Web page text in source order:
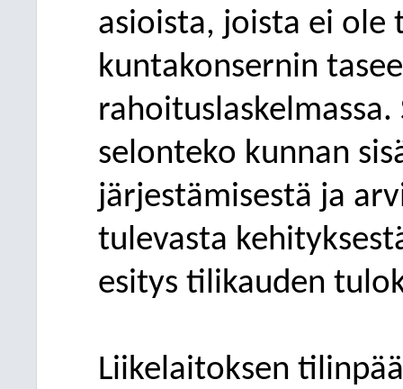
asioista, joista ei ole
kuntakonsernin
selonteko kunnan
järjestämisestä ja
tulevasta
esitys tilikauden
Liikelaitoksen